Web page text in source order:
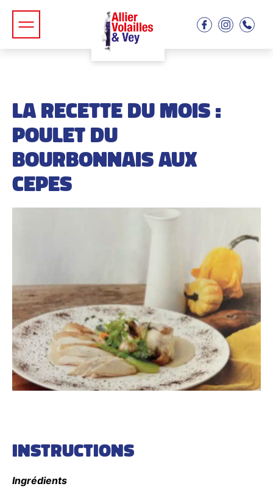
LA RECETTE DU MOIS :
POULET DU
BOURBONNAIS AUX
CEPES
INSTRUCTIONS
Ingrédients